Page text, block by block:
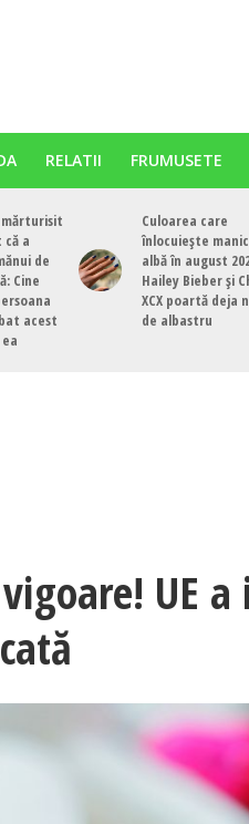
RELATII FRUMUSETE
mărturisit
că a
de
Cine
acest
Culoarea care
înlocuiește
albă în august
Hailey Bieber și
XCX poartă deja
de albastru
UE